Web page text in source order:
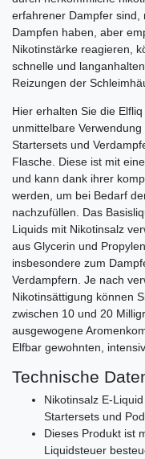
erfahrener Dampfer sind,
Dampfen haben, aber
Nikotinstärke reagieren,
schnelle und
Reizungen der
Hier erhalten Sie die
unmittelbare
Startersets und
Flasche. Diese ist mit
und kann dank ihrer
werden, um bei Bedarf
nachzufüllen. Das
Liquids mit Nikotinsalz
aus Glycerin und
insbesondere zum
Verdampfern. Je nach
Nikotinsättigung können
zwischen 10 und 20
ausgewogene
Elfbar gewohnten,
Technische
Nikotinsalz E-
Startersets und
Dieses Produkt ist
Liquidsteuer